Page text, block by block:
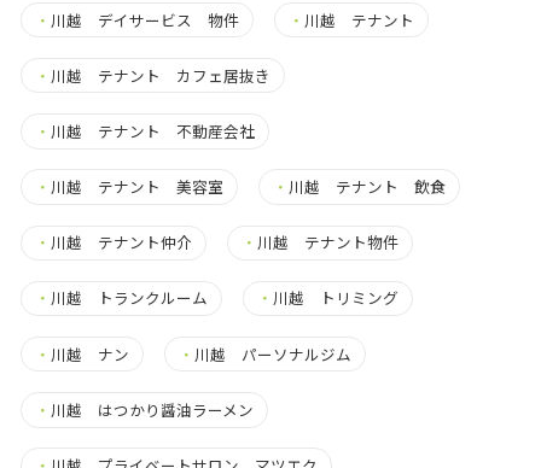
・ 川越 デイサービス 物件 ・ 川越 テナント
・ 川越 テナント カフェ居抜き
・ 川越 テナント 不動産会社
・ 川越 テナント 美容室 ・ 川越 テナント 飲食
・ 川越 テナント仲介 ・ 川越 テナント物件
・ 川越 トランクルーム ・ 川越 トリミング
・ 川越 ナン ・ 川越 パーソナルジム
・ 川越 はつかり醤油ラーメン